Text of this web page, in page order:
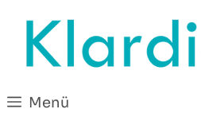
Inhalt
springen
Menü